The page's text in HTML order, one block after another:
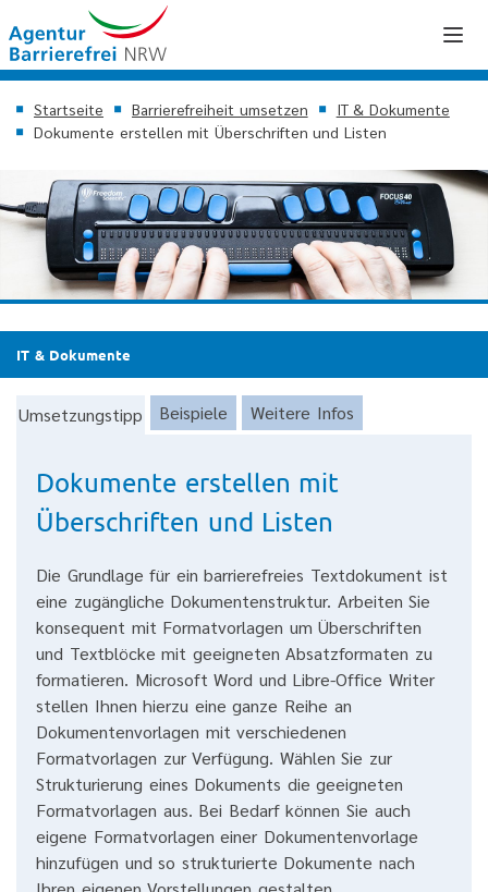
Startseite Barrierefreiheit umsetzen
IT & Dokumente
Dokumente erstellen mit Überschriften und Listen
IT & Dokumente
Umsetzungstipp Beispiele Weitere Infos
Dokumente erstellen mit
Überschriften und Listen
Die Grundlage für ein barrierefreies Textdokument ist
eine zugängliche Dokumentenstruktur. Arbeiten Sie
konsequent mit Formatvorlagen um Überschriften
und Textblöcke mit geeigneten Absatzformaten zu
formatieren. Microsoft Word und Libre-Office Writer
stellen Ihnen hierzu eine ganze Reihe an
Dokumentenvorlagen mit verschiedenen
Formatvorlagen zur Verfügung. Wählen Sie zur
Strukturierung eines Dokuments die geeigneten
Formatvorlagen aus. Bei Bedarf können Sie auch
eigene Formatvorlagen einer Dokumentenvorlage
hinzufügen und so strukturierte Dokumente nach